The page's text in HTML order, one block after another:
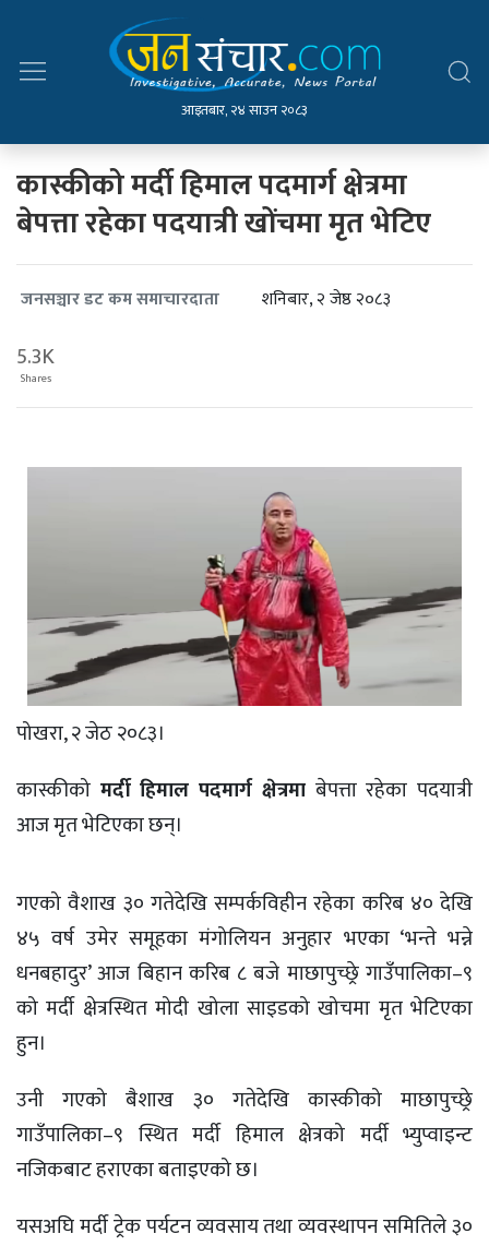
आइतबार, २४ साउन २०८३
कास्कीको मर्दी हिमाल पदमार्ग क्षेत्रमा
बेपत्ता रहेका पदयात्री खोंचमा मृत भेटिए
जनसञ्चार डट कम समाचारदाता शनिबार, २ जेष्ठ २०८३
5.3K
Shares
पोखरा, २ जेठ २०८३।
कास्कीको मर्दी हिमाल पदमार्ग क्षेत्रमाबेपत्ता रहेका पदयात्री
आज मृत भेटिएका छन्।
गएको वैशाख ३० गतेदेखि सम्पर्कविहीन रहेका करिब ४० देखि
४५ वर्ष उमेर समूहका मंगोलियन अनुहार भएका ‘भन्ते भन्ने
धनबहादुर’ आज बिहान करिब ८ बजे माछापुच्छ्रे गाउँपालिका–९
को मर्दी क्षेत्रस्थित मोदी खोला साइडको खोचमा मृत भेटिएका
हुन।
उनी गएको बैशाख ३० गतेदेखि कास्कीको माछापुच्छ्रे
गाउँपालिका–९ स्थित मर्दी हिमाल क्षेत्रको मर्दी भ्युप्वाइन्ट
नजिकबाट हराएका बताइएको छ।
यसअघि मर्दी ट्रेक पर्यटन व्यवसाय तथा व्यवस्थापन समितिले ३०